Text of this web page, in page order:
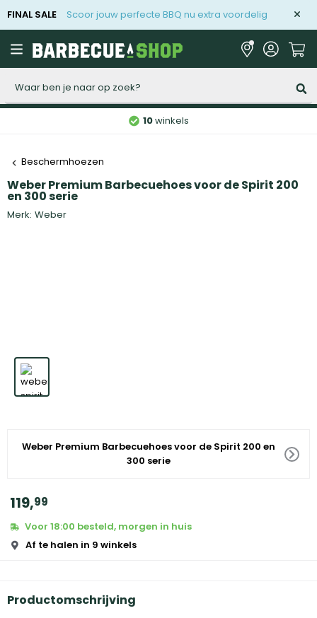
FINAL SALE Scoor jouw perfecte BBQ nu extra voordelig
10winkels
Beschermhoezen
Weber Premium Barbecuehoes voor de Spirit 200
en 300 serie
Merk: Weber
Weber Premium Barbecuehoes voor de Spirit 200 en
300 serie
119,99
Voor 18:00 besteld, morgen in huis
Af te halen in 9 winkels
Productomschrijving